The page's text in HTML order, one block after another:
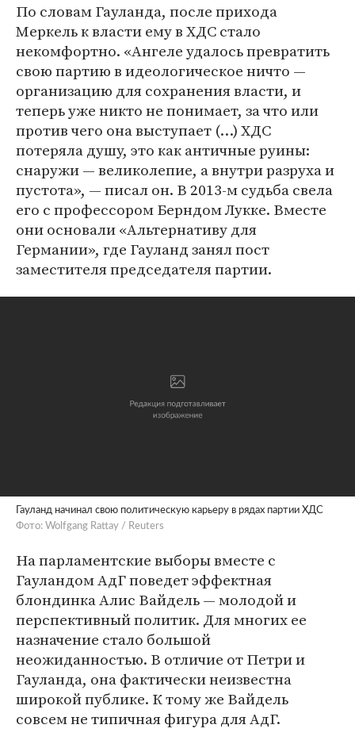
По словам Гауланда, после прихода
Меркель к власти ему в ХДС стало
некомфортно. «Ангеле удалось превратить
свою партию в идеологическое ничто —
организацию для сохранения власти, и
теперь уже никто не понимает, за что или
против чего она выступает (…) ХДС
потеряла душу, это как античные руины:
снаружи — великолепие, а внутри разруха и
пустота», — писал он. В 2013-м судьба свела
его с профессором Берндом Лукке. Вместе
они основали «Альтернативу для
Германии», где Гауланд занял пост
заместителя председателя партии.
Гауланд начинал свою политическую карьеру в рядах партии ХДС
Фото: Wolfgang Rattay / Reuters
На парламентские выборы вместе с
Гауландом АдГ поведет эффектная
блондинка Алис Вайдель — молодой и
перспективный политик. Для многих ее
назначение стало большой
неожиданностью. В отличие от Петри и
Гауланда, она фактически неизвестна
широкой публике. К тому же Вайдель
совсем не типичная фигура для АдГ.